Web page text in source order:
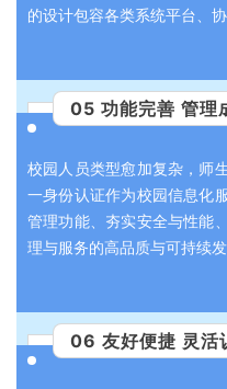
的设计包容各类系统平台、协
05 功能完善 管理
校园人员类型愈加复杂，师
一身份认证作为校园信息化
管理功能、夯实安全与性能
理与服务的高品质与可持续发
06 友好便捷 灵活